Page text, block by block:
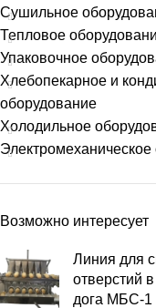
Сушильное
Тепловое
Упаковочное
Хлебопекарное и
оборудование
Холодильное
Возможно интересует
Линия для
отверстий
дога МБС-1